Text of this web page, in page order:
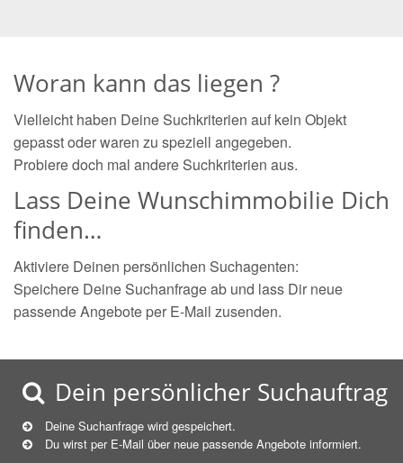
Woran kann das liegen ?
Vielleicht haben Deine Suchkriterien auf kein Objekt
gepasst oder waren zu speziell angegeben.
Probiere doch mal andere Suchkriterien aus.
Lass Deine Wunschimmobilie Dich
finden…
Aktiviere Deinen persönlichen Suchagenten:
Speichere Deine Suchanfrage ab und lass Dir neue
passende Angebote per E-Mail zusenden.
Dein persönlicher Suchauftrag
Deine Suchanfrage wird gespeichert.
Du wirst per E-Mail über neue passende Angebote informiert.